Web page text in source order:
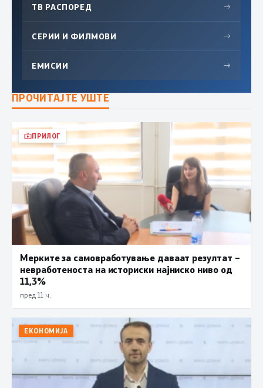
ТВ РАСПОРЕД →
СЕРИИ И ФИЛМОВИ →
ЕМИСИИ →
ПРОЧИТАЈТЕ УШТЕ
ПРИЛОГ
Мерките за самовработување даваат резултат –
невработеноста на историски најниско ниво од
11,3%
пред 11 ч.
ЕКОНОМИЈА